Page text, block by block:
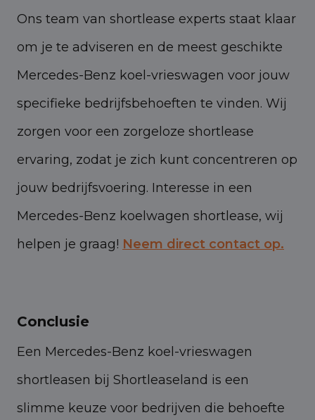
Ons team van shortlease experts staat klaar
om je te adviseren en de meest geschikte
Mercedes-Benz koel-vrieswagen voor jouw
specifieke bedrijfsbehoeften te vinden. Wij
zorgen voor een zorgeloze shortlease
ervaring, zodat je zich kunt concentreren op
jouw bedrijfsvoering. Interesse in een
Mercedes-Benz koelwagen shortlease, wij
helpen je graag! Neem direct contact op.
Conclusie
Een Mercedes-Benz koel-vrieswagen
shortleasen bij Shortleaseland is een
slimme keuze voor bedrijven die behoefte